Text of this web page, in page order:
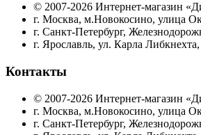
© 2007-2026 Интернет-магазин
г. Москва, м.Новокосино, улица
г. Санкт-Петербург,
г. Ярославль, ул. Карла
Контакты
© 2007-2026 Интернет-магазин
г. Москва, м.Новокосино, улица
г. Санкт-Петербург,